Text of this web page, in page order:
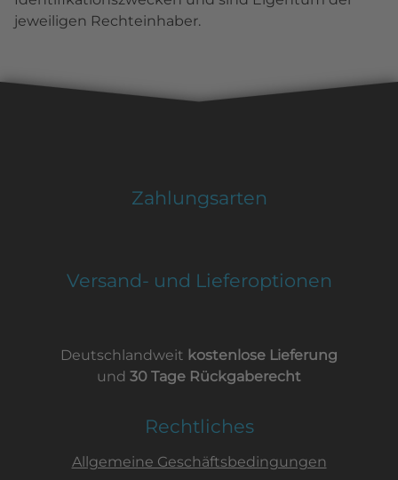
jeweiligen Rechteinhaber.
Zahlungsarten
Versand- und Lieferoptionen
Deutschlandweit kostenlose Lieferung
und 30 Tage Rückgaberecht
Rechtliches
Allgemeine Geschäftsbedingungen